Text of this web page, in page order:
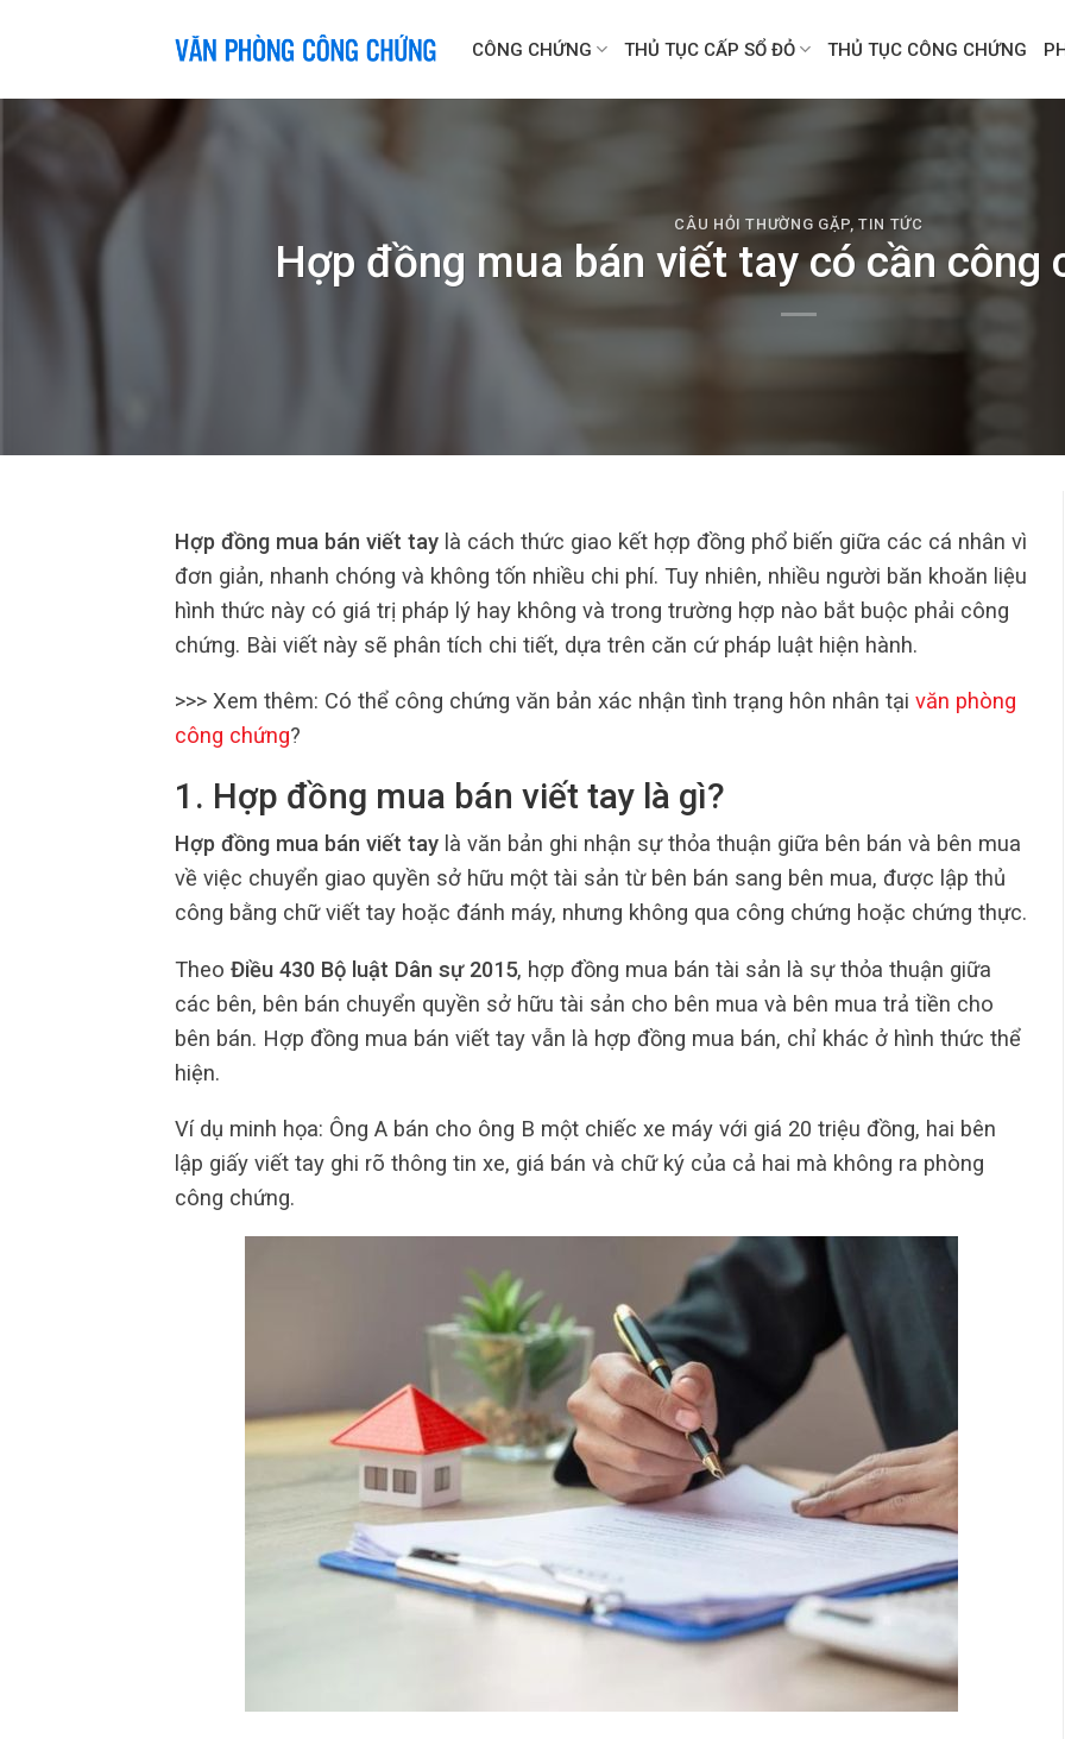
CÔNG CHỨNG THỦ TỤC CẤP SỔ ĐỎ THỦ TỤC CÔNG CHỨNG
CÂU HỎI THƯỜNG GẶP,TIN TỨC
Hợp đồng mua bán viết tay có cần công
Hợp đồng mua bán viết tay là cách thức giao kết hợp đồng phổ biến giữa các cá nhân vì
đơn giản, nhanh chóng và không tốn nhiều chi phí. Tuy nhiên, nhiều người băn khoăn liệu
hình thức này có giá trị pháp lý hay không và trong trường hợp nào bắt buộc phải công
chứng. Bài viết này sẽ phân tích chi tiết, dựa trên căn cứ pháp luật hiện hành.
>>> Xem thêm: Có thể công chứng văn bản xác nhận tình trạng hôn nhân tại văn phòng
công chứng?
1. Hợp đồng mua bán viết tay là gì?
Hợp đồng mua bán viết tay là văn bản ghi nhận sự thỏa thuận giữa bên bán và bên mua
về việc chuyển giao quyền sở hữu một tài sản từ bên bán sang bên mua, được lập thủ
công bằng chữ viết tay hoặc đánh máy, nhưng không qua công chứng hoặc chứng thực.
Theo Điều 430 Bộ luật Dân sự 2015, hợp đồng mua bán tài sản là sự thỏa thuận giữa
các bên, bên bán chuyển quyền sở hữu tài sản cho bên mua và bên mua trả tiền cho
bên bán. Hợp đồng mua bán viết tay vẫn là hợp đồng mua bán, chỉ khác ở hình thức thể
hiện.
Ví dụ minh họa: Ông A bán cho ông B một chiếc xe máy với giá 20 triệu đồng, hai bên
lập giấy viết tay ghi rõ thông tin xe, giá bán và chữ ký của cả hai mà không ra phòng
công chứng.